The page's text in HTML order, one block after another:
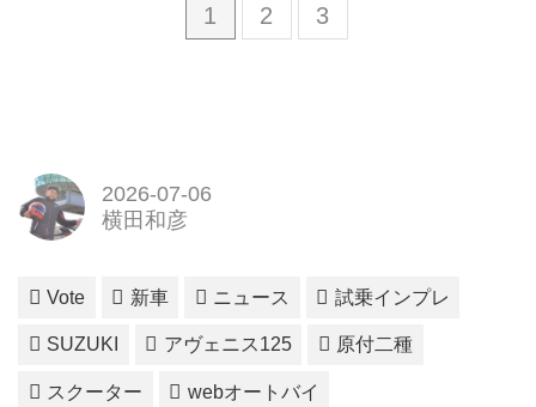
1 2 3
2026-07-06
横田和彦
Vote 新車 ニュース 試乗インプレ
SUZUKI アヴェニス125 原付二種
スクーター webオートバイ